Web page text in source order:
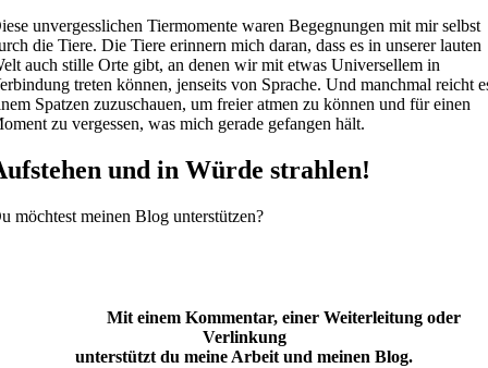
unvergesslichen Tiermomente waren Begegnungen mit mir selbst
die Tiere. Die Tiere erinnern mich daran, dass es in unserer lauten
auch stille Orte gibt, an denen wir mit etwas Universellem in
treten können, jenseits von Sprache. Und manchmal reicht
Spatzen zuzuschauen, um freier atmen zu können und für einen
zu vergessen, was mich gerade gefangen hält.
und in Würde strahlen!
möchtest meinen Blog unterstützen?
Mit einem Kommentar, einer Weiterleitung oder
Verlinkung
unterstützt du meine Arbeit und meinen Blog.